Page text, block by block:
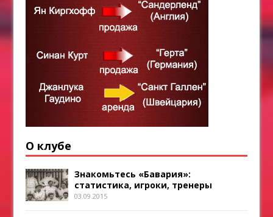
О клубе
Знакомьтесь «Бавария»:
статистика, игроки, тренеры
03.09.2015